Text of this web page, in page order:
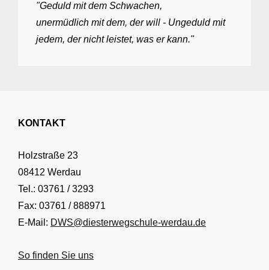
"Geduld mit dem Schwachen,
unermüdlich mit dem, der will - Ungeduld mit
jedem, der nicht leistet, was er kann."
KONTAKT
Holzstraße 23
08412 Werdau
Tel.: 03761 / 3293
Fax: 03761 / 888971
E-Mail: DWS@diesterwegschule-werdau.de
So finden Sie uns